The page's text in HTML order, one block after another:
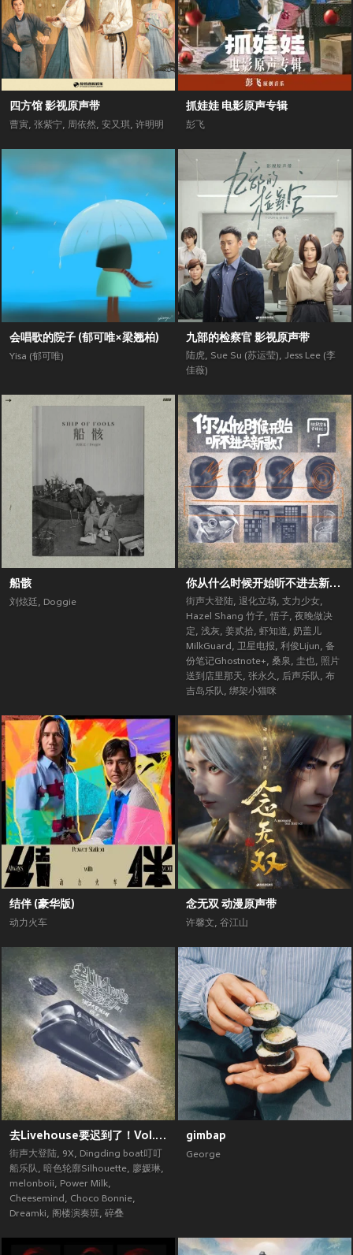
四方馆 影视原声带
曹寅, 张紫宁, 周依然, 安又琪, 许明明
抓娃娃 电影原声专辑
彭飞
会唱歌的院子 (郁可唯×梁翘柏)
Yisa (郁可唯)
九部的检察官 影视原声带
陆虎, Sue Su (苏运莹), Jess Lee (李
佳薇)
船骸
刘炫廷, Doggie
你从什么时候开始听不进去新歌了？ (街声大登陆合辑Vol.5)
街声大登陆, 退化立场, 支力少女,
Hazel Shang 竹子, 悟子, 夜晚做决
定, 浅灰, 姜贰拾, 虾知道, 奶盖儿
MilkGuard, 卫星电报, 利俊Lijun, 备
份笔记Ghostnote+, 桑泉, 圭也, 照片
送到店里那天, 张永久, 后声乐队, 布
吉岛乐队, 绑架小猫咪
结伴 (豪华版)
动力火车
念无双 动漫原声带
许馨文, 谷江山
去Livehouse要迟到了！Vol.2 (街声大登陆合辑Vol.5)
街声大登陆, 9X, Dingding boat叮叮
船乐队, 暗色轮廓Silhouette, 廖媛琳,
melonboii, Power Milk,
Cheesemind, Choco Bonnie,
Dreamki, 阁楼演奏班, 碎叠
gimbap
George